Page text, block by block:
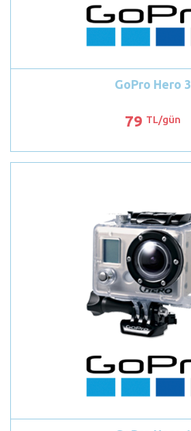
GoPro Hero 3
79 TL/gün